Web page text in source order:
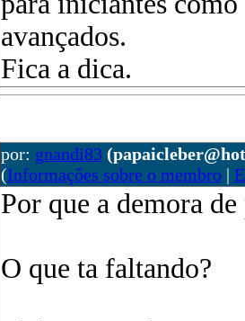
avançados.
Fica a dica.
por: gnandi83
(Informações sobre o membro|
Por que a demora
O que ta faltando?